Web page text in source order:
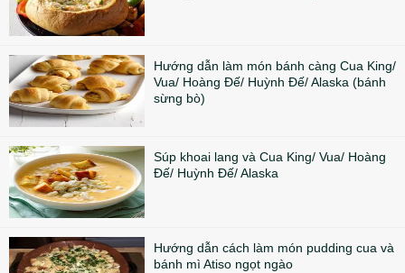
Hướng dẫn làm món bánh càng Cua King/
Vua/ Hoàng Đế/ Huỳnh Đế/ Alaska (bánh
sừng bò)
Súp khoai lang và Cua King/ Vua/ Hoàng
Đế/ Huỳnh Đế/ Alaska
Hướng dẫn cách làm món pudding cua và
bánh mì Atiso ngọt ngào